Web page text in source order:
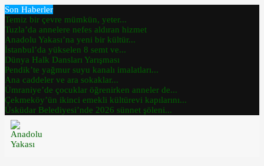
Son Haberler
Temiz bir çevre mümkün, yeter...
Tuzla’da annelere nefes aldıran hizmet
Anadolu Yakası’na yeni bir kültür...
İstanbul’da yükselen 8 semt ve...
Dünya Halk Dansları Yarışması
Pendik’te yağmur suyu kanalı imalatları...
Ana caddeler ve ara sokaklar...
Ümraniye’de çocuklar öğrenirken anneler de...
Çekmeköy’ün ikinci emekli kültürevi kapılarını...
Üsküdar Belediyesi’nde 2026 sünnet şöleni...